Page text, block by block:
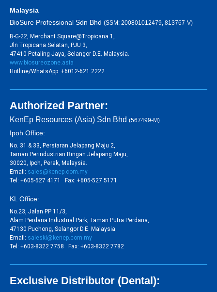
Malaysia
BioSure Professional Sdn Bhd (SSM: 200801012479, 813767-V)
B-G-22, Merchant Square@Tropicana 1,
Jln Tropicana Selatan, PJU 3,
47410 Petaling Jaya, Selangor D.E. Malaysia.
www.biosureozone.asia
Hotline/WhatsApp: +6012-621 2222
Authorized Partner:
KenEp Resources (Asia) Sdn Bhd (567499-M)
Ipoh Office:
No. 31 & 33, Persiaran Jelapang Maju 2,
Taman Perindustrian Ringan Jelapang Maju,
30020, Ipoh, Perak, Malaysia.
Email: sales@kenep.com.my
Tel: +605-527 4171 Fax: +605-527 5171
KL Office:
No.23, Jalan PP 11/3,
Alam Perdana Industrial Park, Taman Putra Perdana,
47130 Puchong, Selangor D.E. Malaysia.
Email: saleskl@kenep.com.my
Tel: +603-8322 7758 Fax: +603-8322 7782
Exclusive Distributor (Dental):